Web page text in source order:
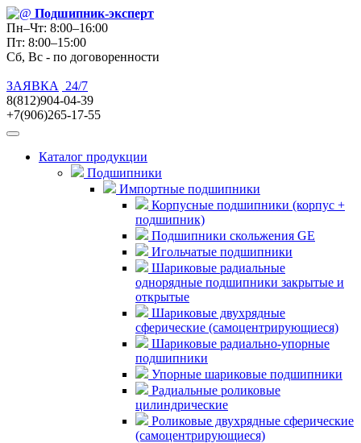
Подшипник-эксперт
Пн–Чт: 8:00–16:00
Пт: 8:00–15:00
Сб, Вс - по договоренности
ЗАЯВКА
24/7
8(812)904-04-39
+7(906)265-17-55
Каталог продукции
Подшипники
Импортные подшипники
Корпусные подшипники (корпус +
подшипник)
Подшипники скольжения GE
Игольчатые подшипники
Шариковые радиальные
однорядные подшипники закрытые и
открытые
Шариковые двухрядные
сферические (самоцентрирующиеся)
Шариковые радиально-упорные
подшипники
Упорные шариковые подшипники
Радиальные роликовые
цилиндрические
Роликовые двухрядные сферические
(самоцентрирующиеся)